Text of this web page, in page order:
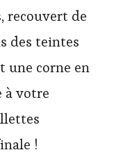
recouvert de
des teintes
une corne en
à votre
!